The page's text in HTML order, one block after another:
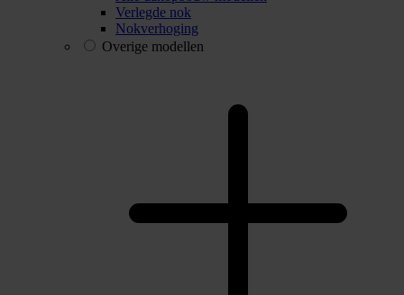
Verlegde nok
Nokverhoging
Overige modellen